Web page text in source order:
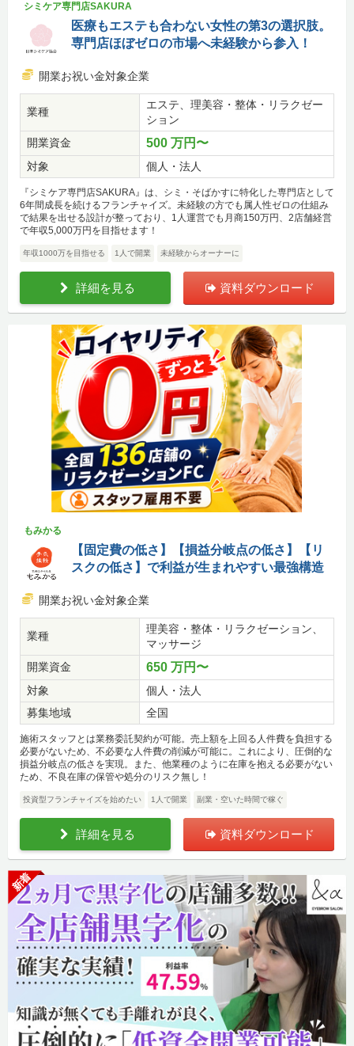
シミケア専門店SAKURA
医療もエステも合わない女性の第3の選択肢。
専門店ほぼゼロの市場へ未経験から参入！
開業お祝い金対象企業
業種
エステ、理美容・整体・リラクゼー
ション
開業資金
500 万円〜
対象 個人・法人
『シミケア専門店SAKURA』は、シミ・そばかすに特化した専門店として
6年間成長を続けるフランチャイズ。未経験の方でも属人性ゼロの仕組み
で結果を出せる設計が整っており、1人運営でも月商150万円、2店舗経営
で年収5,000万円を目指せます！
年収1000万を目指せる 1人で開業 未経験からオーナーに
詳細を見る 資料ダウンロード
もみかる
【固定費の低さ】【損益分岐点の低さ】【リ
スクの低さ】で利益が生まれやすい最強構造
開業お祝い金対象企業
業種
理美容・整体・リラクゼーション、
マッサージ
開業資金
650 万円〜
対象
個人・法人
募集地域
全国
施術スタッフとは業務委託契約が可能。売上額を上回る人件費を負担する
必要がないため、不必要な人件費の削減が可能に。これにより、圧倒的な
損益分岐点の低さを実現。また、他業種のように在庫を抱える必要がない
ため、不良在庫の保管や処分のリスク無し！
投資型フランチャイズを始めたい 1人で開業 副業・空いた時間で稼ぐ
詳細を見る 資料ダウンロード
新着